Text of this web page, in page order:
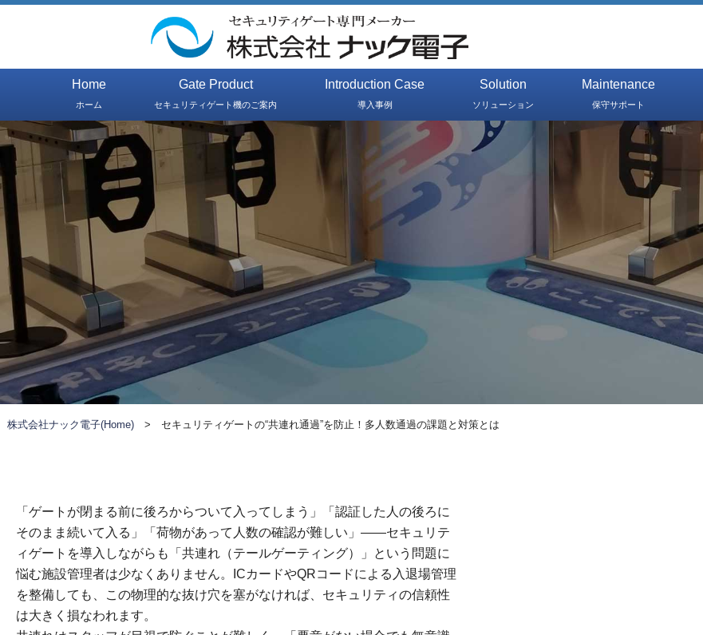
Home
ホーム
Gate Product
セキュリティゲート機のご案内
Introduction Case
導入事例
Solution
ソリューション
Maintenance
保守サポート
株式会社ナック電子(Home) > セキュリティゲートの“共連れ通過”を防止！多人数通過の課題と対策とは
「ゲートが閉まる前に後ろからついて入ってしまう」「認証した人の後ろに
そのまま続いて入る」「荷物があって人数の確認が難しい」——セキュリテ
ィゲートを導入しながらも「共連れ（テールゲーティング）」という問題に
悩む施設管理者は少なくありません。ICカードやQRコードによる入退場管理
を整備しても、この物理的な抜け穴を塞がなければ、セキュリティの信頼性
は大きく損なわれます。